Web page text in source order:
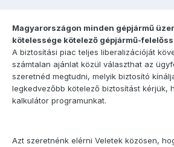
Magyarországon minden gépjármű
kötelessége kötelező gépjármű-
A biztosítási piac teljes liberalizációját
számtalan ajánlat közül választhat az
szeretnéd megtudni, melyik biztosító
legkedvezőbb kötelező biztosítást kérjük,
kalkulátor programunkat.
Azt szeretnénk elérni Veletek közösen,